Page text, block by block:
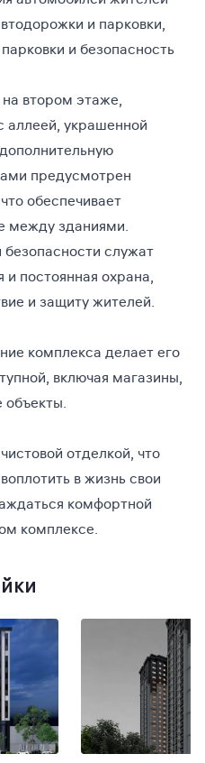
и парковки,
и безопасность
втором этаже,
аллеей, украшенной
предусмотрен
обеспечивает
между зданиями.
служат
постоянная охрана,
и защиту жителей.
комплекса делает его
включая магазины,
объекты.
отделкой, что
в жизнь свои
комфортной
комплексе.